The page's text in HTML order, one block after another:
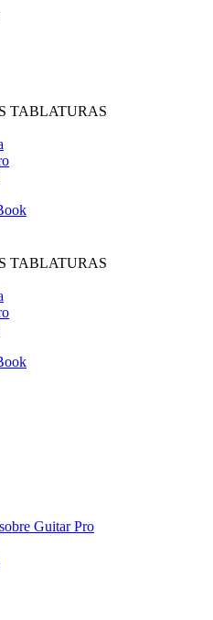
TABLATURAS
TABLATURAS
Guitar Pro